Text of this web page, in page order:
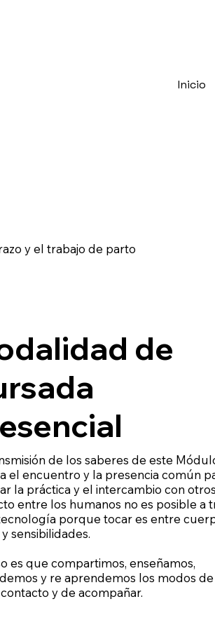
Inicio
y el trabajo de parto
de
de los saberes de este
el encuentro y la presencia común
la práctica y el intercambio con
entre los humanos no es posible a
porque tocar es entre
sensibilidades.
es que compartimos, enseñamos,
y re aprendemos los modos de
y de acompañar.